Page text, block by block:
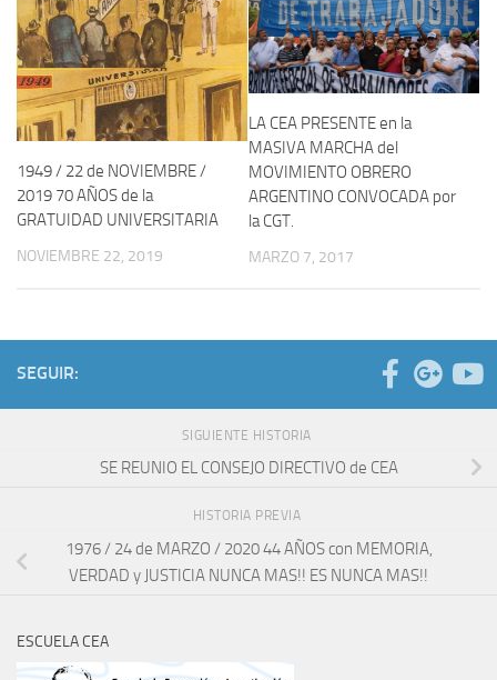
1949 / 22 de NOVIEMBRE /
2019 70 AÑOS de la
GRATUIDAD UNIVERSITARIA
NOVIEMBRE 22, 2019
LA CEA PRESENTE en la
MASIVA MARCHA del
MOVIMIENTO OBRERO
ARGENTINO CONVOCADA por
la CGT.
MARZO 7, 2017
SEGUIR:
SIGUIENTE HISTORIA
SE REUNIO EL CONSEJO DIRECTIVO de CEA
HISTORIA PREVIA
1976 / 24 de MARZO / 2020 44 AÑOS con MEMORIA,
VERDAD y JUSTICIA NUNCA MAS!! ES NUNCA MAS!!
ESCUELA CEA